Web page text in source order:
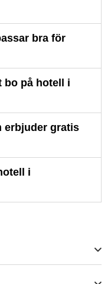
bra för
bo på hotell i
erbjuder gratis
i